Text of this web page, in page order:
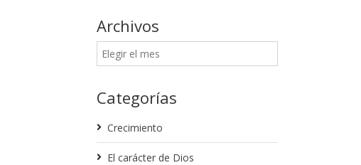
Archivos
Categorías
Crecimiento
El carácter de Dios